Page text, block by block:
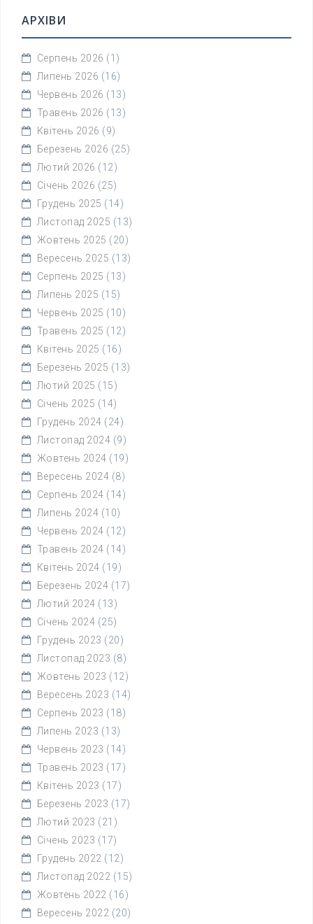
АРХІВИ
Серпень 2026 (1)
Липень 2026 (16)
Червень 2026 (13)
Травень 2026 (13)
Квітень 2026 (9)
Березень 2026 (25)
Лютий 2026 (12)
Січень 2026 (25)
Грудень 2025 (14)
Листопад 2025 (13)
Жовтень 2025 (20)
Вересень 2025 (13)
Серпень 2025 (13)
Липень 2025 (15)
Червень 2025 (10)
Травень 2025 (12)
Квітень 2025 (16)
Березень 2025 (13)
Лютий 2025 (15)
Січень 2025 (14)
Грудень 2024 (24)
Листопад 2024 (9)
Жовтень 2024 (19)
Вересень 2024 (8)
Серпень 2024 (14)
Липень 2024 (10)
Червень 2024 (12)
Травень 2024 (14)
Квітень 2024 (19)
Березень 2024 (17)
Лютий 2024 (13)
Січень 2024 (25)
Грудень 2023 (20)
Листопад 2023 (8)
Жовтень 2023 (12)
Вересень 2023 (14)
Серпень 2023 (18)
Липень 2023 (13)
Червень 2023 (14)
Травень 2023 (17)
Квітень 2023 (17)
Березень 2023 (17)
Лютий 2023 (21)
Січень 2023 (17)
Грудень 2022 (12)
Листопад 2022 (15)
Жовтень 2022 (16)
Вересень 2022 (20)